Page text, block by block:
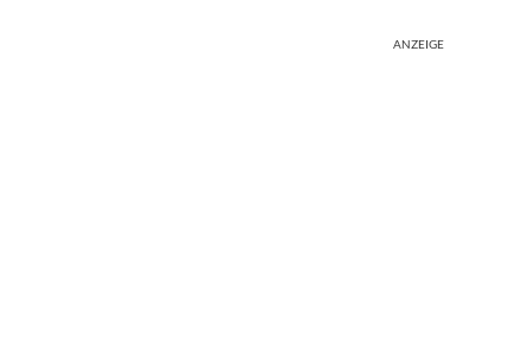
ANZEIGE